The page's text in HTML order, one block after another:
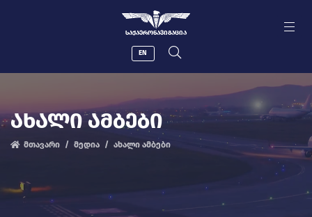
ᲡᲐᲥᲐᲔᲠᲝᲜᲐᲕᲘᲒᲐᲪᲘᲐ
EN
ᲐᲮᲐᲚᲘ ᲐᲛᲑᲔᲑᲘ
მთავარი მედია ახალი ამბები